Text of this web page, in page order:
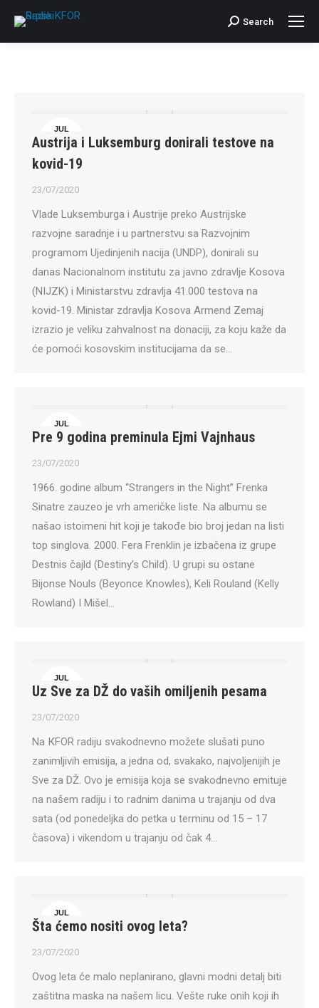
Search:
Search
JUL
23
Austrija i Luksemburg donirali testove na
kovid-19
23/07/2020
Vlade Luksemburga i Austrije preko Austrijske
razvojne saradnje i u partnerstvu sa Razvojnim
programom Ujedinjenih nacija (UNDP), donirali su
danas Nacionalnom institutu za javno zdravlje Kosova
(NIJZK) i Ministarstvu zdravlja 41.000 testova na
kovid-19. Ministar zdravlja Kosova Armend Zemaj
izrazio je veliku zahvalnost na donaciji, za koju kaže da
će pomoći kosovskim institucijama da se…
JUL
23
Pre 9 godina preminula Ejmi Vajnhaus
23/07/2020
1966. godine album “Strangers in the Night” Frenka
Sinatre zauzeo je vrh američke liste. Na albumu se
našao istoimeni hit koji je takođe bio broj jedan na listi
top singlova. 2000. Fera Frenklin je izbačena iz grupe
Destnis čajld (Destiny’s Child). U grupi su ostane
Bijonse Nouls (Beyonce Knowles), Keli Rouland (Kelly
Rowland) I Mišel…
JUL
23
Uz Sve za DŽ do vaših omiljenih pesama
23/07/2020
Na КFOR radiju svakodnevno možete slušati puno
zanimljivih emisija, a jedna od, svakako, najvoljenijih je
Sve za DŽ. Ovo je emisija koja se svakodnevno emituje
na našem radiju i to radnim danima u trajanju od dva
sata (od ponedeljka do petka u terminu od 15 – 17
časova) i vikendom u trajanju od čak 4…
JUL
23
Šta ćemo nositi ovog leta?
23/07/2020
Ovog leta će malo neplanirano, glavni modni detalj biti
zaštitna maska na našem licu. Vešte ruke onih koji ih